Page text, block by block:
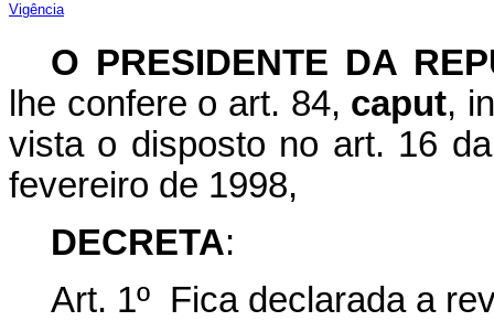
Vigência
O PRESIDENTE DA
lhe confere o art. 84, caput,
vista o disposto no art. 16
fevereiro de 1998,
DECRETA:
Art. 1º Fica declarada a